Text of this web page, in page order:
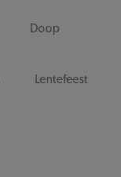
Doop
Lentefeest